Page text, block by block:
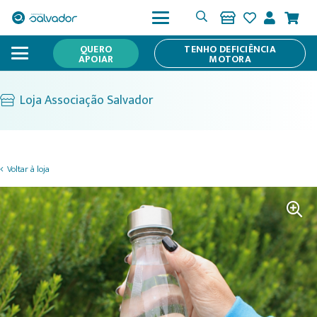
QUERO
APOIAR
TENHO DEFICIÊNCIA
MOTORA
Loja Associação Salvador
Voltar à loja